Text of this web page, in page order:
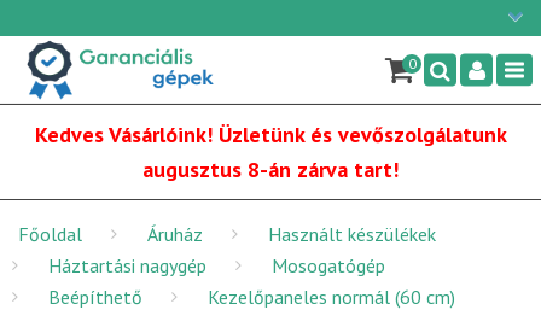
×
0
Kedves Vásárlóink! Üzletünk és vevőszolgálatunk
augusztus 8-án zárva tart!
Főoldal Áruház
Használt készülékek
Háztartási nagygép
Mosogatógép
Beépíthető
Kezelőpaneles normál (60 cm)